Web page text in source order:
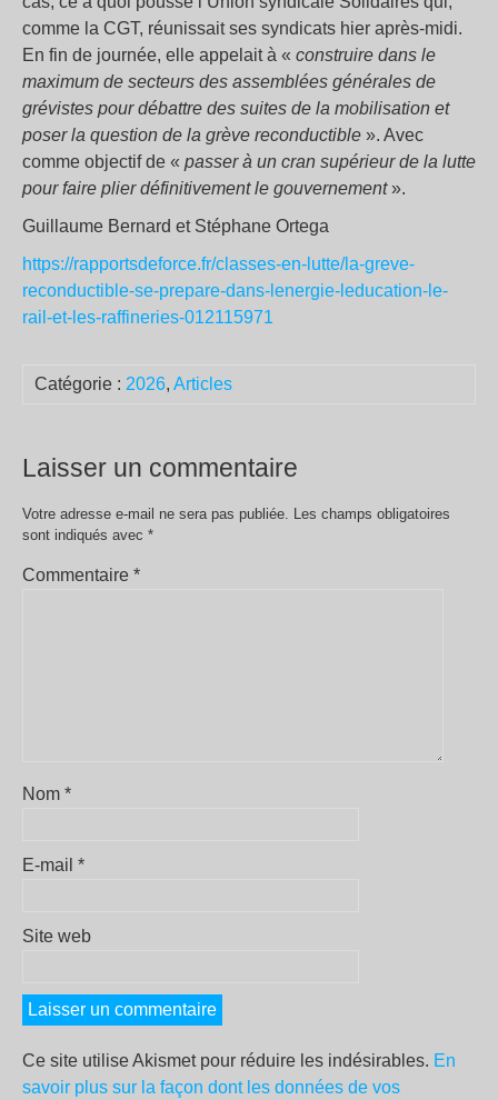
comme la CGT, réunissait ses syndicats hier après-midi.
En fin de journée, elle appelait à « construire dans le
maximum de secteurs des assemblées générales de
grévistes pour débattre des suites de la mobilisation et
poser la question de la grève reconductible ». Avec
comme objectif de « passer à un cran supérieur de la lutte
pour faire plier définitivement le gouvernement».
Guillaume Bernard et Stéphane Ortega
https://rapportsdeforce.fr/classes-en-lutte/la-greve-
reconductible-se-prepare-dans-lenergie-leducation-le-
rail-et-les-raffineries-012115971
Catégorie : 2026, Articles
Laisser un commentaire
Votre adresse e-mail ne sera pas publiée. Les champs obligatoires
sont indiqués avec *
Commentaire *
Nom *
E-mail *
Site web
Ce site utilise Akismet pour réduire les indésirables. En
savoir plus sur la façon dont les données de vos